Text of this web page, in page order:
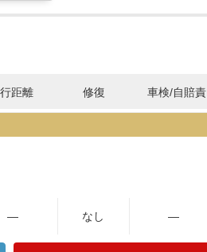
距離 修復 車検/自賠責
― なし ―